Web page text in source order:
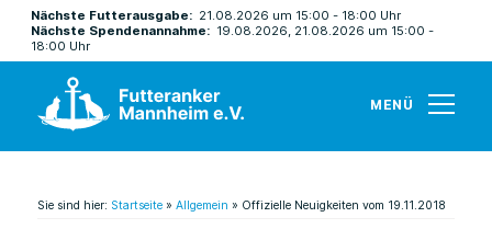
Nächste Futterausgabe: 21.08.2026 um 15:00 - 18:00 Uhr
Nächste Spendenannahme: 19.08.2026, 21.08.2026 um 15:00 -
18:00 Uhr
MENÜ
Sie sind hier: Startseite» Allgemein » Offizielle Neuigkeiten vom 19.11.2018